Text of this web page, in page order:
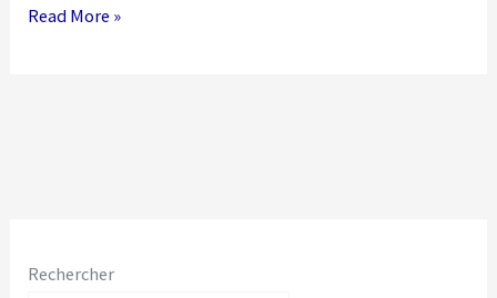
Voeux
Read More »
Rechercher